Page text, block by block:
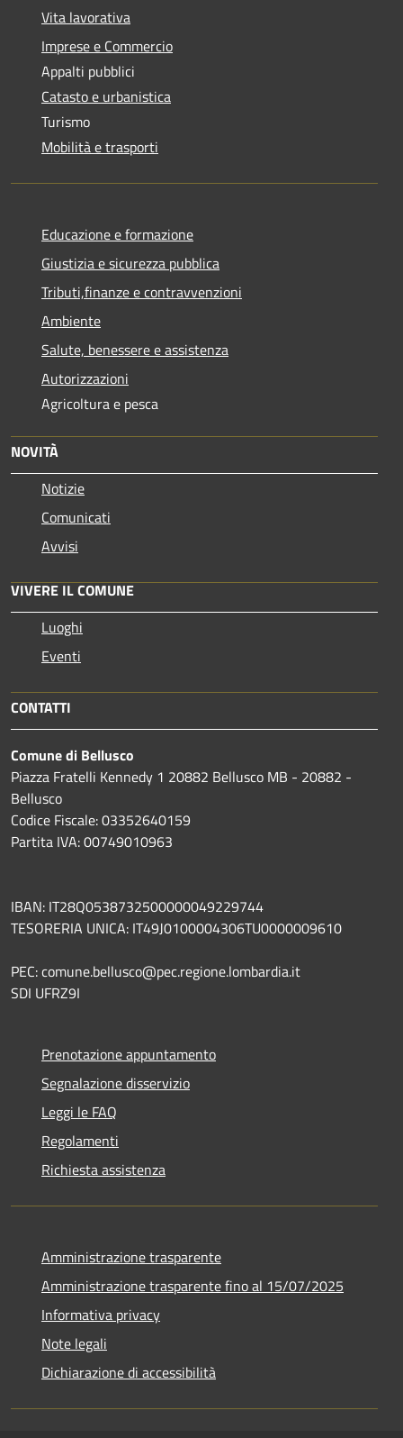
Vita lavorativa
Imprese e Commercio
Appalti pubblici
Catasto e urbanistica
Turismo
Mobilità e trasporti
Educazione e formazione
Giustizia e sicurezza pubblica
Tributi,finanze e contravvenzioni
Ambiente
Salute, benessere e assistenza
Autorizzazioni
Agricoltura e pesca
NOVITÀ
Notizie
Comunicati
Avvisi
VIVERE IL COMUNE
Luoghi
Eventi
CONTATTI
Comune di Bellusco
Piazza Fratelli Kennedy 1 20882 Bellusco MB - 20882 -
Bellusco
Codice Fiscale: 03352640159
Partita IVA: 00749010963
IBAN: IT28Q0538732500000049229744
TESORERIA UNICA: IT49J0100004306TU0000009610
PEC: comune.bellusco@pec.regione.lombardia.it
SDI UFRZ9I
Prenotazione appuntamento
Segnalazione disservizio
Leggi le FAQ
Regolamenti
Richiesta assistenza
Amministrazione trasparente
Amministrazione trasparente fino al 15/07/2025
Informativa privacy
Note legali
Dichiarazione di accessibilità